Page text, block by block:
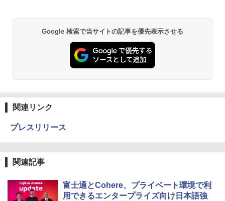
Google 検索で当サイトの記事を優先表示させる
関連リンク
プレスリリース
関連記事
富士通とCohere、プライベート環境で利
用できるエンタープライズ向け日本語強